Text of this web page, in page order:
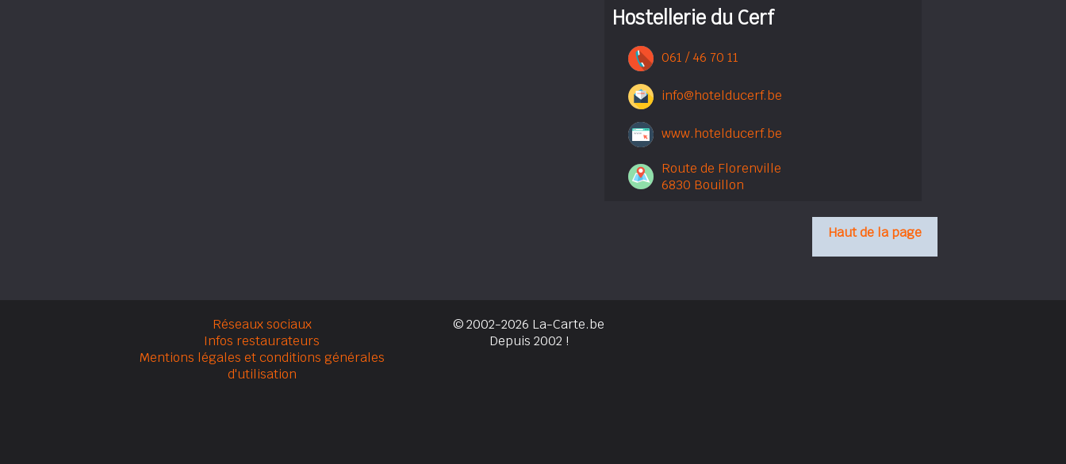
Hostellerie du Cerf
061 / 46 70 11
info@hotelducerf.be
www.hotelducerf.be
Route de Florenville
6830 Bouillon
Haut de la page
Réseaux sociaux
Infos restaurateurs
Mentions légales et conditions générales
d'utilisation
© 2002-2026 La-Carte.be
Depuis 2002 !